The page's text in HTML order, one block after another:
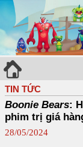
TIN TỨC
Boonie Bears:
phim trị giá
28/05/2024